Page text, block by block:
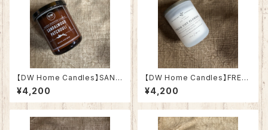
【DW Home Candles】SAND
ALWOOD PATCHOULI 3.8o
z【アロマキャンドル】
¥4,200
【DW Home Candles】FRES
H CUT FLOWERS 3.8oz【ア
ロマキャンドル】
¥4,200